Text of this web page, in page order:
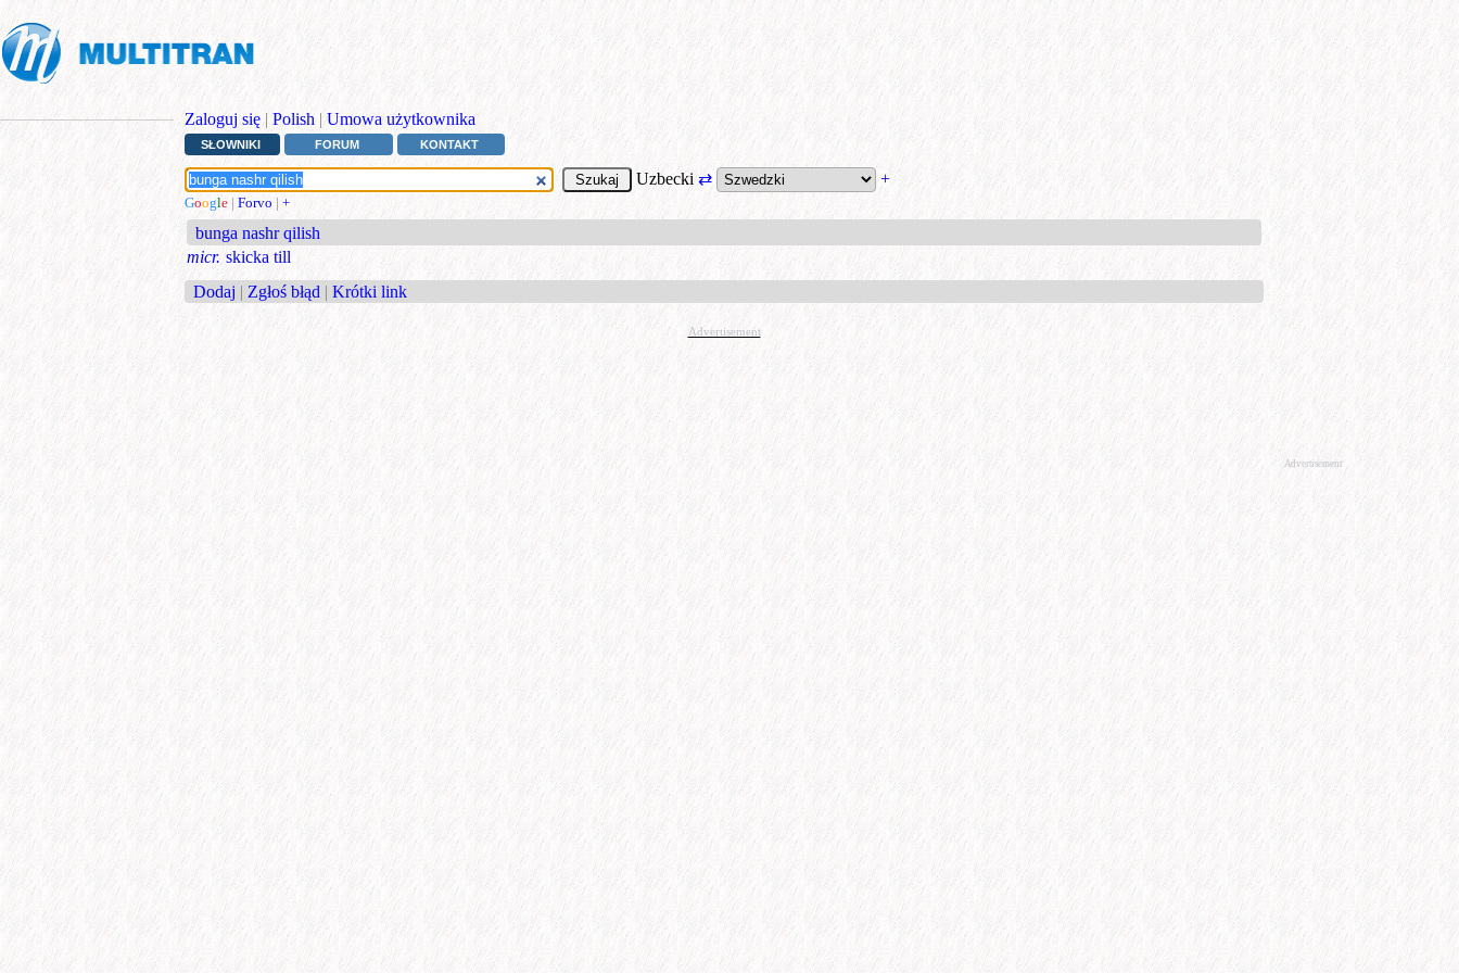
Zaloguj się | Polish | Umowa użytkownika
SŁOWNIKI FORUM KONTAKT
Uzbecki ⇄ +
Google | Forvo | +
bunga nashr qilish
micr. skicka till
Dodaj | Zgłoś błąd | Krótki link
Advertisement
Advertisement